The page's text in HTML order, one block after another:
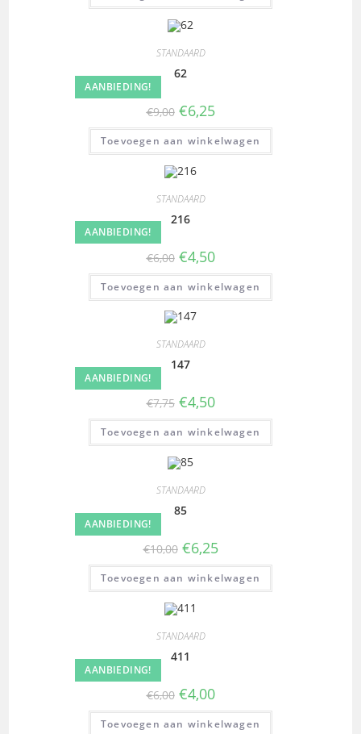
AANBIEDING!
STANDAARD
62
€9,00 €6,25
Toevoegen aan winkelwagen
AANBIEDING!
STANDAARD
216
€6,00 €4,50
Toevoegen aan winkelwagen
AANBIEDING!
STANDAARD
147
€7,75 €4,50
Toevoegen aan winkelwagen
AANBIEDING!
STANDAARD
85
€10,00 €6,25
Toevoegen aan winkelwagen
AANBIEDING!
STANDAARD
411
€6,00 €4,00
Toevoegen aan winkelwagen